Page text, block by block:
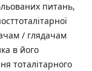
питань,
/ глядачам
в його
тоталітарного